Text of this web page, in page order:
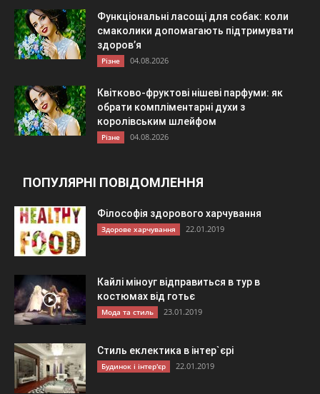
Функціональні ласощі для собак: коли
смаколики допомагають підтримувати
здоров’я
Різне 04.08.2026
Квітково-фруктові нішеві парфуми: як
обрати компліментарні духи з
королівським шлейфом
Різне 04.08.2026
ПОПУЛЯРНІ ПОВІДОМЛЕННЯ
Філософія здорового харчування
Здорове харчування 22.01.2019
Кайлі міноуг відправиться в тур в
костюмах від готьє
Мода та стиль 23.01.2019
Стиль еклектика в інтер`єрі
Будинок і інтер'єр 22.01.2019